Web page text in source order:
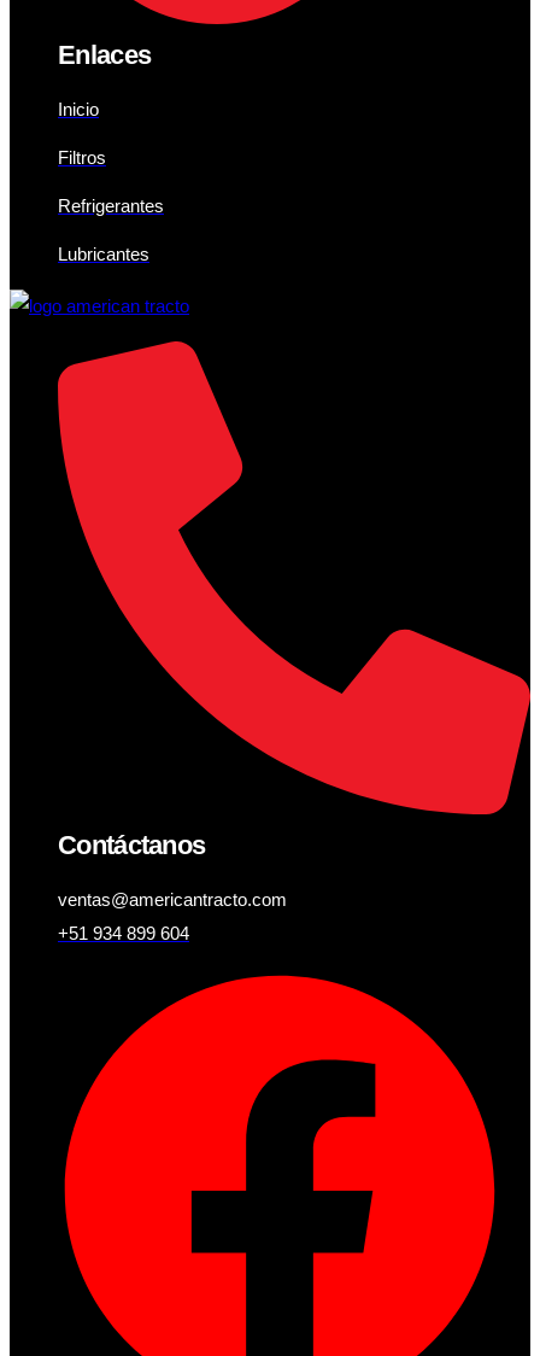
Enlaces
Inicio
Filtros
Refrigerantes
Lubricantes
Contáctanos
ventas@americantracto.com
+51 934 899 604